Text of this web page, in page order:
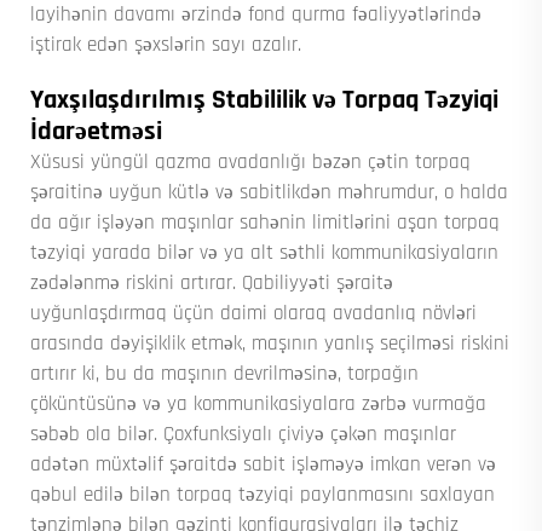
layihənin davamı ərzində fond qurma fəaliyyətlərində
iştirak edən şəxslərin sayı azalır.
Yaxşılaşdırılmış Stabililik və Torpaq Təzyiqi
İdarəetməsi
Xüsusi yüngül qazma avadanlığı bəzən çətin torpaq
şəraitinə uyğun kütlə və sabitlikdən məhrumdur, o halda
da ağır işləyən maşınlar sahənin limitlərini aşan torpaq
təzyiqi yarada bilər və ya alt səthli kommunikasiyaların
zədələnmə riskini artırar. Qabiliyyəti şəraitə
uyğunlaşdırmaq üçün daimi olaraq avadanlıq növləri
arasında dəyişiklik etmək, maşının yanlış seçilməsi riskini
artırır ki, bu da maşının devrilməsinə, torpağın
çöküntüsünə və ya kommunikasiyalara zərbə vurmağa
səbəb ola bilər. Çoxfunksiyalı çiviyə çəkən maşınlar
adətən müxtəlif şəraitdə sabit işləməyə imkan verən və
qəbul edilə bilən torpaq təzyiqi paylanmasını saxlayan
tənzimlənə bilən gəzinti konfiqurasiyaları ilə təchiz